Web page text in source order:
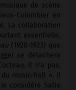
musique de scène
Colombier en
La collaboration
essentielle,
(1920-1923) que
se détachera
Il n'a pas,
music-hall ». Il
considère Satie